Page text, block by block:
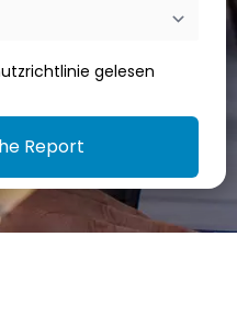
gelesen
Report